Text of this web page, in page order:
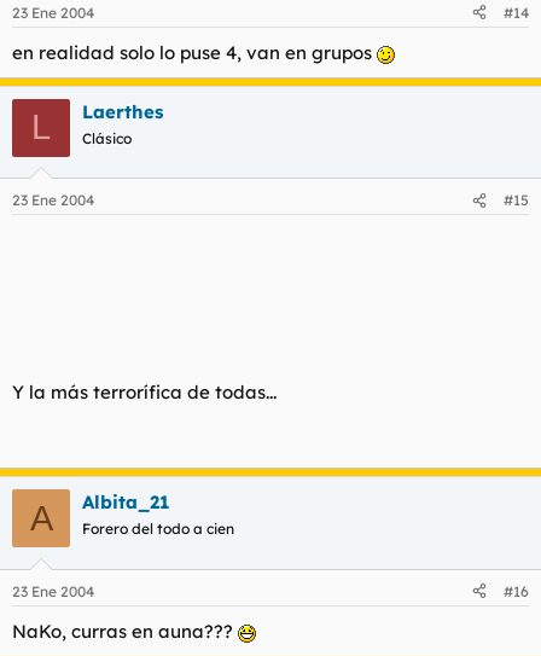
23 Ene 2004 #14
en realidad solo lo puse 4, van en grupos
L Laerthes
Clásico
23 Ene 2004 #15
Y la más terrorífica de todas...
A Albita_21
Forero del todo a cien
23 Ene 2004 #16
NaKo, curras en auna???